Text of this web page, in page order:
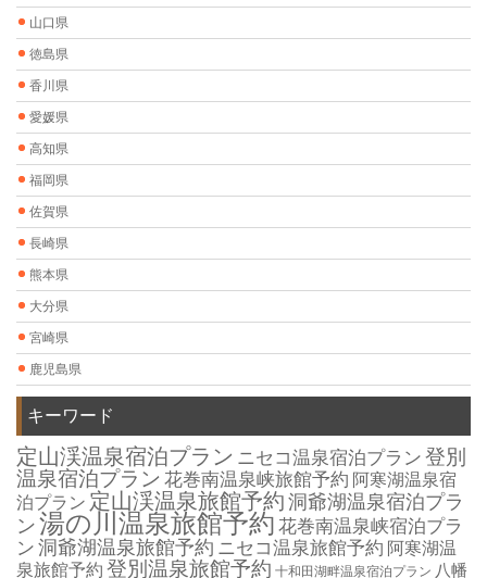
山口県
徳島県
香川県
愛媛県
高知県
福岡県
佐賀県
長崎県
熊本県
大分県
宮崎県
鹿児島県
キーワード
定山渓温泉宿泊プラン ニセコ温泉宿泊プラン 登別
温泉宿泊プラン 花巻南温泉峡旅館予約 阿寒湖温泉宿
泊プラン 定山渓温泉旅館予約 洞爺湖温泉宿泊プラ
ン 湯の川温泉旅館予約 花巻南温泉峡宿泊プラ
ン 洞爺湖温泉旅館予約 ニセコ温泉旅館予約 阿寒湖温
泉旅館予約 登別温泉旅館予約 十和田湖畔温泉宿泊プラン 八幡